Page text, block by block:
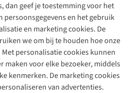
dan geef je toestemming voor het
persoonsgegevens en het gebruik
en marketing cookies. De
we om bij te houden hoe onze
personalisatie cookies kunnen
maken voor elke bezoeker, middels
kenmerken. De marketing cookies
van advertenties.